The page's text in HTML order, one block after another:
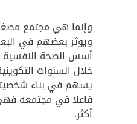
وإنما هي مجتمع
ويؤثر بعضهم في
أسس الصحة النفسية
خلال السنوات
يسهم في بناء
فاعلا في مجتمعه
أكثر.